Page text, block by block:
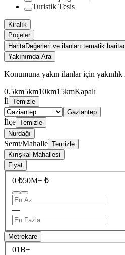
Turistik Tesis
Kiralık
Projeler
HaritaDeğerleri ve ilanları tematik
Yakınımda Ara
Konumuna yakın ilanlar için yakınlık
0.5km5km10km15kmKapalı
İl Temizle
Gaziantep
İlçe Temizle
Nurdağı
Semt/Mahalle Temizle
Kırışkal Mahallesi
Fiyat
0 ₺50M+ ₺
—
Metrekare
01B+